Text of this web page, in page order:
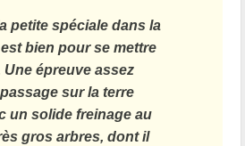
petite spéciale dans la
bien pour se mettre
Une épreuve assez
sur la terre
un solide freinage au
gros arbres, dont il